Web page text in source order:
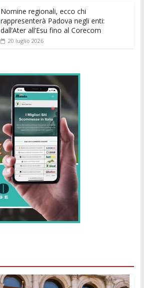
Nomine regionali, ecco chi
rappresenterà Padova negli enti:
dall’Ater all’Esu fino al Corecom
20 luglio 2026